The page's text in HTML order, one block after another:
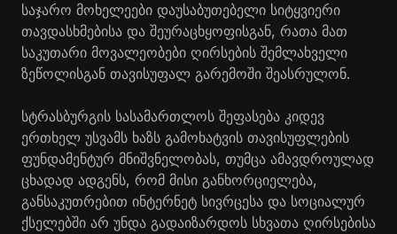
საჯარო მოხელეები დაუსაბუთებელი სიტყვიერი
თავდასხმებისა და შეურაცხყოფისგან, რათა მათ
საკუთარი მოვალეობები ღირსების შემლახველი
ზეწოლისგან თავისუფალ გარემოში შეასრულონ.
სტრასბურგის სასამართლოს შეფასება კიდევ
ერთხელ უსვამს ხაზს გამოხატვის თავისუფლების
ფუნდამენტურ მნიშვნელობას, თუმცა ამავდროულად
ცხადად ადგენს, რომ მისი განხორციელება,
განსაკუთრებით ინტერნეტ სივრცესა და სოციალურ
ქსელებში არ უნდა გადაიზარდოს სხვათა ღირსებისა